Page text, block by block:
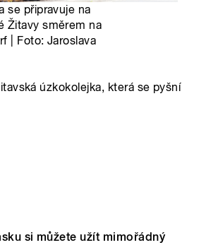
se připravuje na
Žitavy směrem na
| Foto: Jaroslava
úzkokolejka, která se pyšní
si můžete užít mimořádný